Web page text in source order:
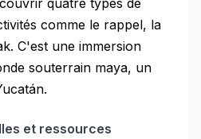
quatre types de
comme le rappel, la
C'est une immersion
souterrain maya, un
et ressources